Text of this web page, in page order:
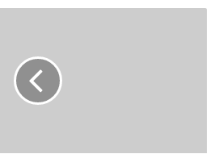
की आवाज सुनने को मिला है।
बाद अरिजीत सिंह और सलमान खान